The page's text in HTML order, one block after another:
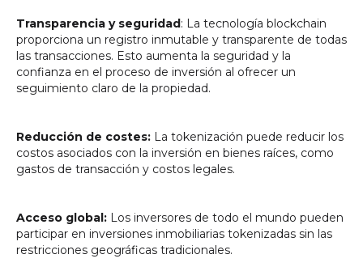
Transparencia y seguridad: La tecnología blockchain
proporciona un registro inmutable y transparente de todas
las transacciones. Esto aumenta la seguridad y la
confianza en el proceso de inversión al ofrecer un
seguimiento claro de la propiedad.
Reducción de costes: La tokenización puede reducir los
costos asociados con la inversión en bienes raíces, como
gastos de transacción y costos legales.
Acceso global: Los inversores de todo el mundo pueden
participar en inversiones inmobiliarias tokenizadas sin las
restricciones geográficas tradicionales.